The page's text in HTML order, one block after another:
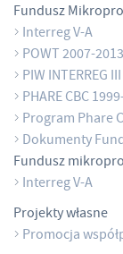
Fundusz
Interreg V-A
POWT 2007-2013
PIW INTERREG
PHARE CBC
Program Phare
Dokumenty
Fundusz
Interreg V-A
Projekty własne
Promocja